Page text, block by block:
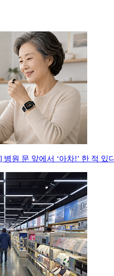
원 문 앞에서 ‘아차!’ 한 적 있